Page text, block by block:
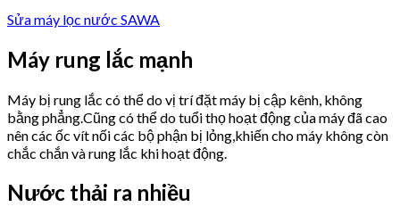
Sửa máy lọc nước SAWA
Máy rung lắc mạnh
Máy bị rung lắc có thể do vị trí đặt máy bị cập kênh, không
bằng phẳng.Cũng có thể do tuổi thọ hoạt động của máy đã cao
nên các ốc vít nối các bộ phận bị lỏng,khiến cho máy không còn
chắc chắn và rung lắc khi hoạt động.
Nước thải ra nhiều